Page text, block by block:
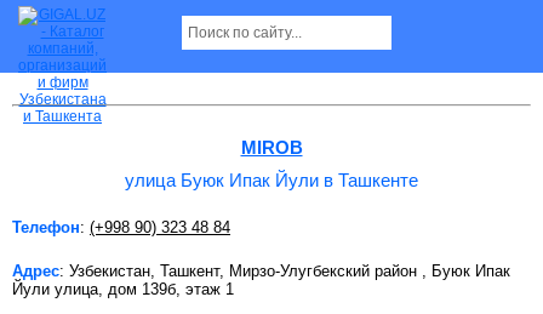
улица Буюк Ипак Йули в Ташкенте Страница
4
MIROB
улица Буюк Ипак Йули в Ташкенте
Телефон: (+998 90) 323 48 84
Адрес: Узбекистан, Ташкент, Мирзо-Улугбекский район , Буюк Ипак
Йули улица, дом 139б, этаж 1